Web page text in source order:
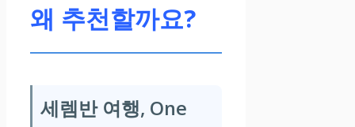
왜 추천할까요?
세렘반 여행, One